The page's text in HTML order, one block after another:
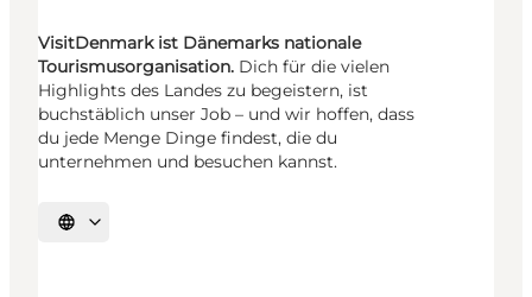
VisitDenmark ist Dänemarks nationale
Tourismusorganisation. Dich für die vielen
Highlights des Landes zu begeistern, ist
buchstäblich unser Job – und wir hoffen, dass
du jede Menge Dinge findest, die du
unternehmen und besuchen kannst.
Sprache auswählen